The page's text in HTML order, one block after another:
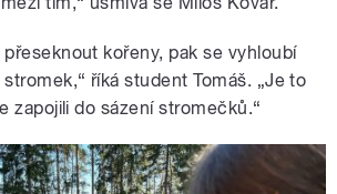
kořeny, pak se vyhloubí
říká student Tomáš. „Je to
zapojili do sázení stromečků.“